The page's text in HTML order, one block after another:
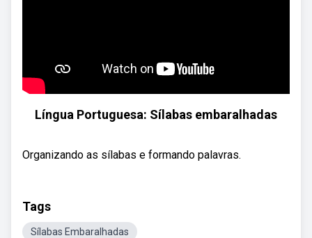
Língua Portuguesa: Sílabas embaralhadas
Organizando as sílabas e formando palavras.
Tags
Sílabas Embaralhadas